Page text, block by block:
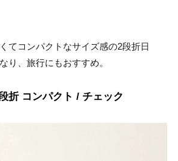
てコンパクトなサイズ感の2段折日
り、旅行にもおすすめ。
折 コンパクト / チェック